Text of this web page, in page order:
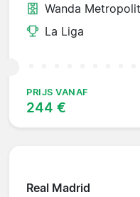
Wanda
La Liga
PRIJS VANAF
244 €
Real Madrid